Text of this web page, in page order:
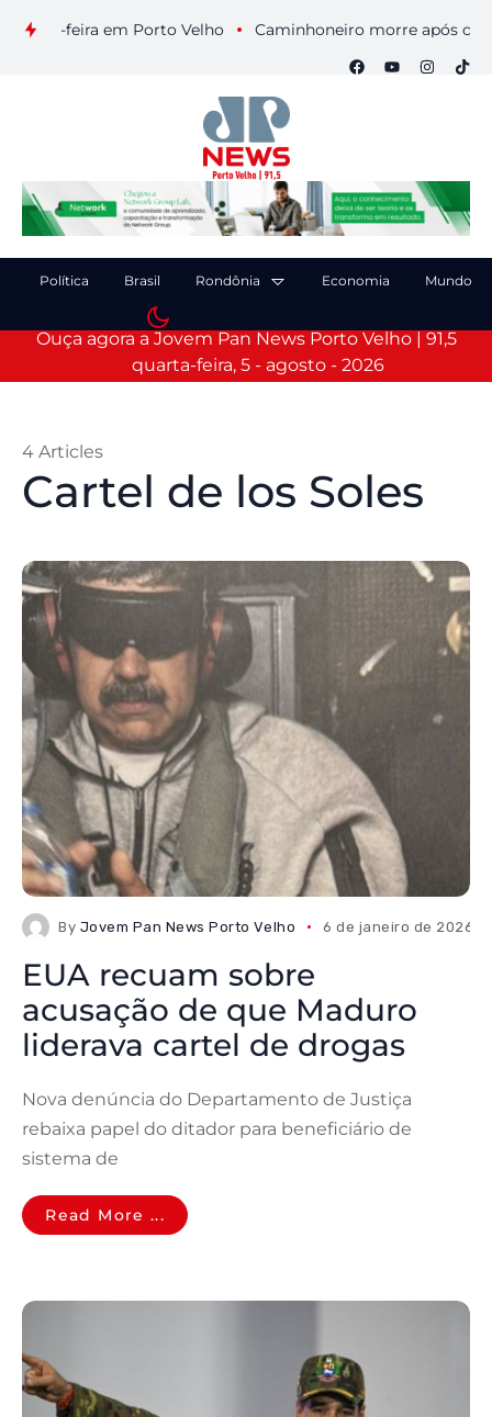
feira em Porto Velho Caminhoneiro morre após colisão
Política Brasil Rondônia Economia Mundo
Ouça agora a Jovem Pan News Porto Velho | 91,5
quarta-feira, 5 - agosto - 2026
Cartel de los Soles
4 Articles
By Jovem Pan News Porto Velho 6 de janeiro de 2026
EUA recuam sobre
acusação de que Maduro
liderava cartel de drogas
Nova denúncia do Departamento de Justiça
rebaixa papel do ditador para beneficiário de
sistema de
Read More ...